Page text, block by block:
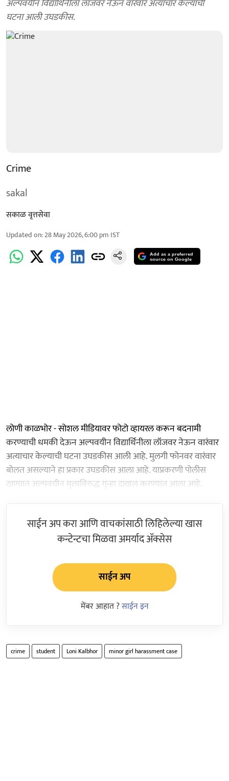
अल्पवयीन विद्यार्थिनीला लॉजवर नेऊन वारंवार अत्याचार केल्याची
घटना आली उघडकीस.
Crime
sakal
सकाळ वृत्तसेवा
Updated on:28 May 2026, 6:00 pm IST
Add as a preferred
source on Google
लोणी काळभोर - सोशल मीडियावर फोटो व्हायरल करून बदनामी
करण्याची धमकी देऊन अल्पवयीन विद्यार्थिनीला लॉजवर नेऊन वारंवार
अत्याचार केल्याची घटना उघडकीस आली आहे. मुलगी फोनवर वारंवार
बोलत असल्याने हा प्रकार उघडकीस आला आहे. याप्रकरणी पोलीस
ठाण्यात अल्पवयीन मुलाविरुद्ध गुन्हा दाखल करण्यात आला आहे.
साईन अप करा आणि वाचकांसाठी लिहिलेल्या खास
कन्टेन्टचा मिळवा अमर्याद ॲक्सेस
साईन अप
मेंबर आहात ?साईन इन
crime student Loni Kalbhor minor girl harassment case